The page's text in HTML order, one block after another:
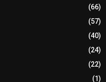
(66)
(57)
(40)
(24)
(22)
(1)